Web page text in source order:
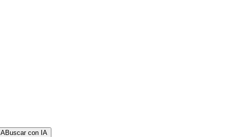
IABuscar con IA